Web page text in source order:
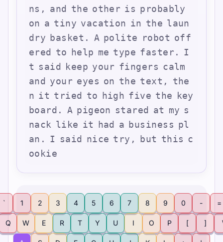
ns , and t he ot he r is p ro ba bly
on a tiny vacation in t he laun
d ry bas ket . A polite ro bot off
ered to help me type faste r.
I
t said keep your fingers calm
and you r eyes on t he text , t he
n it t ried to hig h five t he key
board . A pigeon stared at my s
nack li ke it had a busines s pl
an . I said nice t ry , but t his c
oo kie
` 1 2 3 4 5 6 7 8 9 0 - =
Q W E R T Y U I O P [ ]